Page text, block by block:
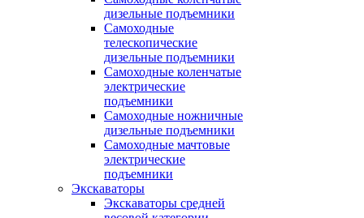
дизельные подъемники
Самоходные
телескопические
дизельные подъемники
Самоходные коленчатые
электрические
подъемники
Самоходные ножничные
дизельные подъемники
Самоходные мачтовые
электрические
подъемники
Экскаваторы
Экскаваторы средней